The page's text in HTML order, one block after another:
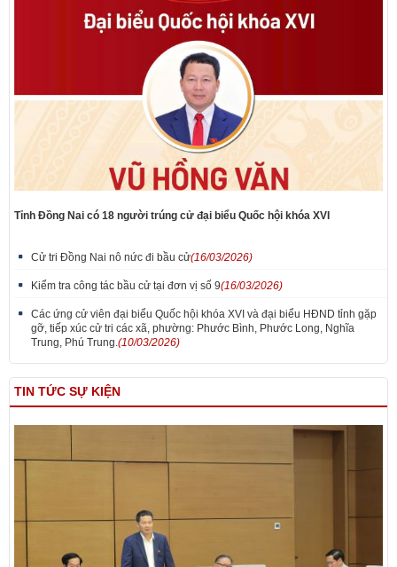
Tỉnh Đồng Nai có 18 người trúng cử đại biểu Quốc hội khóa XVI
Cử tri Đồng Nai nô nức đi bầu cử(16/03/2026)
Kiểm tra công tác bầu cử tại đơn vị số 9(16/03/2026)
Các ứng cử viên đại biểu Quốc hội khóa XVI và đại biểu HĐND tỉnh gặp
gỡ, tiếp xúc cử tri các xã, phường: Phước Bình, Phước Long, Nghĩa
Trung, Phú Trung.(10/03/2026)
TIN TỨC SỰ KIỆN